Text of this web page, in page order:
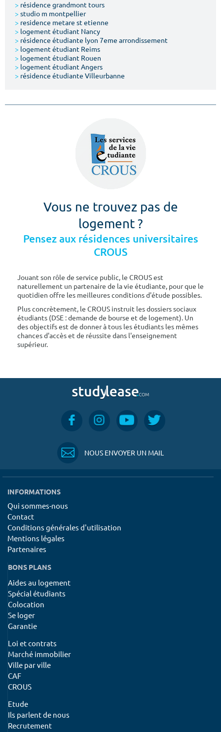
Chercher
> résidence grandmont tours
> studio m montpellier
> residence metare st etienne
> logement étudiant Nancy
> résidence étudiante lyon 7eme arrondissement
> logement étudiant Reims
> logement étudiant Rouen
> logement étudiant Angers
> résidence étudiante Villeurbanne
Vous ne trouvez pas de
logement ?
Pensez aux résidences universitaires
CROUS
Jouant son rôle de service public, le CROUS est
naturellement un partenaire de la vie étudiante, pour que le
quotidien offre les meilleures conditions d'étude possibles.
Plus concrètement, le CROUS instruit les dossiers sociaux
étudiants (DSE : demande de bourse et de logement). Un
des objectifs est de donner à tous les étudiants les mêmes
chances d'accès et de réussite dans l'enseignement
supérieur.
NOUS ENVOYER UN MAIL
INFORMATIONS
Qui sommes-nous
Contact
Conditions générales d'utilisation
Mentions légales
Partenaires
BONS PLANS
Aides au logement
Spécial étudiants
Colocation
Se loger
Garantie
Loi et contrats
Marché immobilier
Ville par ville
CAF
CROUS
Etude
Ils parlent de nous
Recrutement